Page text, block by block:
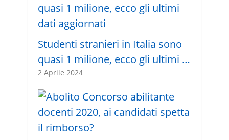
Studenti stranieri in Italia sono
quasi 1 milione, ecco gli ultimi …
2 Aprile 2024